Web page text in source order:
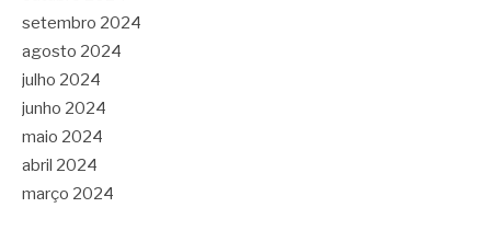
setembro 2024
agosto 2024
julho 2024
junho 2024
maio 2024
abril 2024
março 2024